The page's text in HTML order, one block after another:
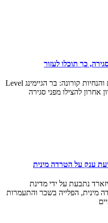
עוד קורבן פוטנציאלי של סגרים והנחיות קורונה: בר הגיימינג Level
ענק על הטרדה מינית
נתבעת על ידי מדינת
מינית, הפלייה בשכר והתעמרות